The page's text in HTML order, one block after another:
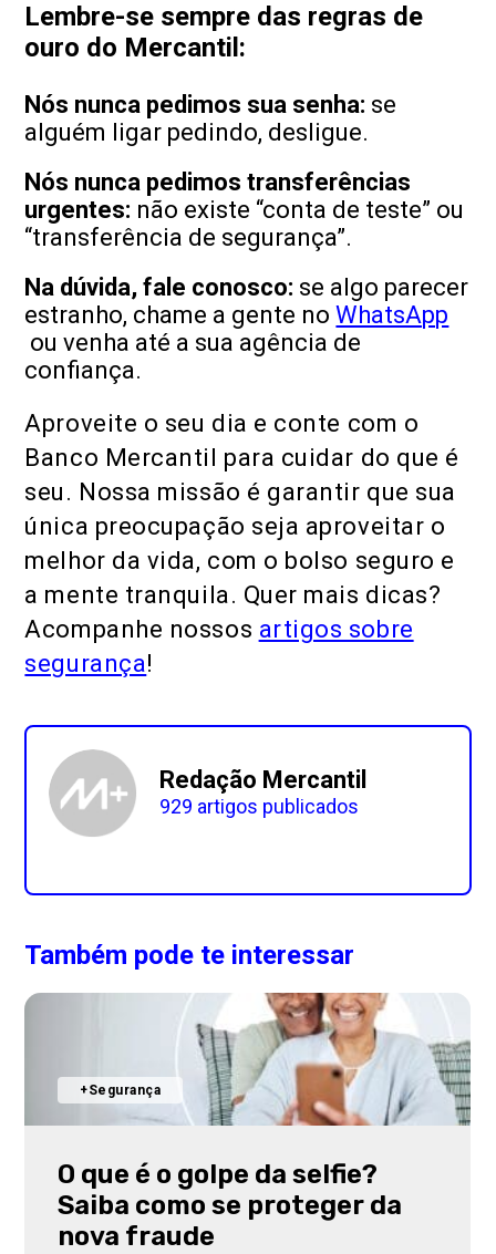
Lembre-se sempre das regras de
ouro do Mercantil:
Nós nunca pedimos sua senha: se
alguém ligar pedindo, desligue.
Nós nunca pedimos transferências
urgentes: não existe “conta de teste” ou
“transferência de segurança”.
Na dúvida, fale conosco: se algo parecer
estranho, chame a gente noWhatsApp
ou venha até a sua agência de
confiança.
Aproveite o seu dia e conte com o
Banco Mercantil para cuidar do que é
seu. Nossa missão é garantir que sua
única preocupação seja aproveitar o
melhor da vida, com o bolso seguro e
a mente tranquila. Quer mais dicas?
Acompanhe nossos artigos sobre
segurança!
Redação Mercantil
929 artigos publicados
Também pode te interessar
+Segurança
O que é o golpe da selfie?
Saiba como se proteger da
nova fraude